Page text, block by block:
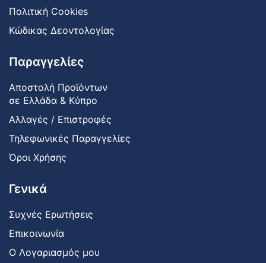
Πολιτική Cookies
Κώδικας Δεοντολογίας
Παραγγελίες
Αποστολή Προϊόντων
σε Ελλάδα & Κύπρο
Αλλαγές / Επιστροφές
Τηλεφωνικές Παραγγελίες
Όροι Χρήσης
Γενικά
Συχνές Ερωτήσεις
Επικοινωνία
Ο Λογαριασμός μου